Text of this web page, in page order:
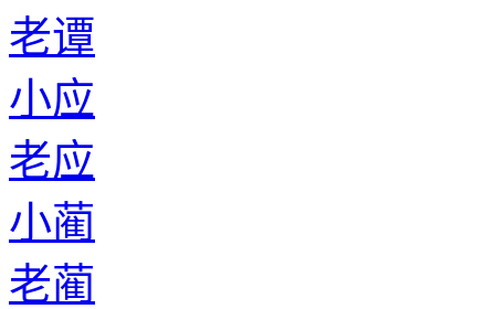
老谭
小应
老应
小蔺
老蔺